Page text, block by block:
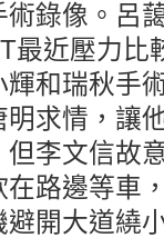
術錄像。呂
最近壓力比
輝和瑞秋手
明求情，讓
但李文信故
在路邊等車
避開大道繞